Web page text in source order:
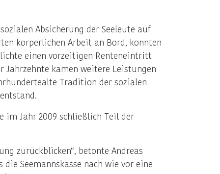
Absicherung der Seeleute auf
körperlichen Arbeit an Bord, konnten
einen vorzeitigen Renteneintritt
Jahrzehnte kamen weitere Leistungen
Tradition der sozialen
im Jahr 2009 schließlich Teil der
zurückblicken“, betonte Andreas
Seemannskasse nach wie vor eine